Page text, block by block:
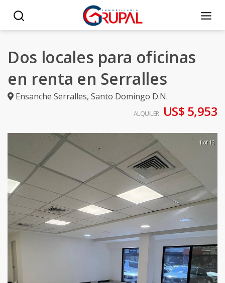
Dos locales para oficinas
en renta en Serralles
Ensanche Serralles, Santo Domingo D.N.
ALQUILER US$ 5,953
1 of 13